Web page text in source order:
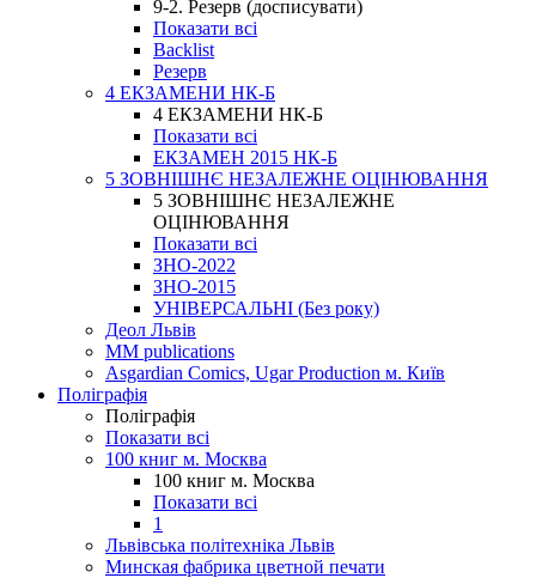
9-2. Резерв (досписувати)
Показати всі
Backlist
Резерв
4 ЕКЗАМЕНИ НК-Б
4 ЕКЗАМЕНИ НК-Б
Показати всі
ЕКЗАМЕН 2015 НК-Б
5 ЗОВНІШНЄ НЕЗАЛЕЖНЕ ОЦІНЮВАННЯ
5 ЗОВНІШНЄ НЕЗАЛЕЖНЕ
ОЦІНЮВАННЯ
Показати всі
ЗНО-2022
ЗНО-2015
УНІВЕРСАЛЬНІ (Без року)
Деол Львів
MM publications
Asgardian Comics, Ugar Production м. Київ
Поліграфія
Поліграфія
Показати всі
100 книг м. Москва
100 книг м. Москва
Показати всі
1
Львівська політехніка Львів
Минская фабрика цветной печати